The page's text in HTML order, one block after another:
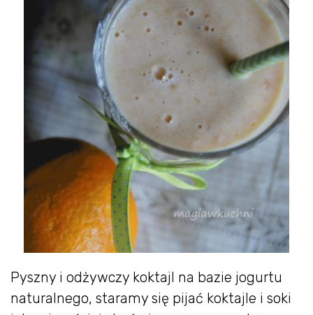
Pyszny i odżywczy koktajl na bazie jogurtu
naturalnego, staramy się pijać koktajle i soki